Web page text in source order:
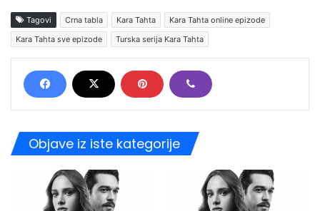
Tagovi Crna tabla Kara Tahta
Kara Tahta online epizode
Kara Tahta sve epizode
Turska serija Kara Tahta
Objave iz iste kategorije